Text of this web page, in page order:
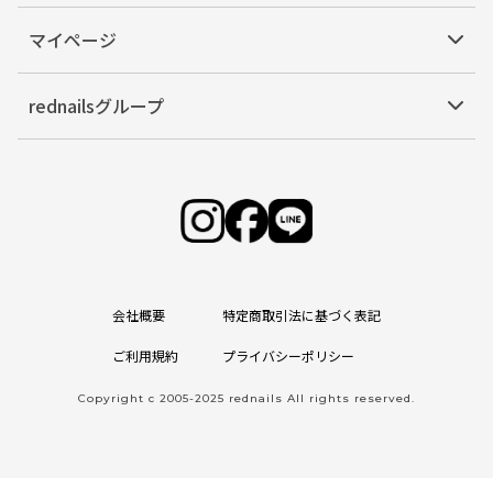
マイページ
rednailsグループ
会社概要 特定商取引法に基づく表記
ご利用規約 プライバシーポリシー
Copyright c 2005-2025 rednails All rights reserved.